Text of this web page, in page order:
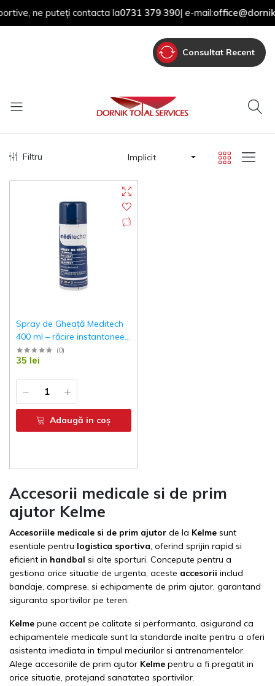
ne puteți contacta la 0731 379 390| e-mail:
Consultat Recent
Filtru Implicit
Spray de Gheață Meditech
400 ml – răcire instantanee
pentru durere, entorse și
inflamații
(0)
35 lei
Adaugă in coş
Accesorii medicale si de prim
ajutor Kelme
Accesoriile medicale si de prim ajutor de la Kelme sunt
esentiale pentru logistica sportiva, oferind sprijin rapid si
eficient in handbal si alte sporturi. Concepute pentru a
gestiona orice situatie de urgenta, aceste accesorii includ
bandaje, comprese, si echipamente de prim ajutor, garantand
siguranta sportivilor pe teren.
Kelme pune accent pe calitate si performanta, asigurand ca
echipamentele medicale sunt la standarde inalte pentru a oferi
asistenta imediata in timpul meciurilor si antrenamentelor.
Alege accesoriile de prim ajutor Kelme pentru a fi pregatit in
orice situatie, protejand sanatatea sportivilor.